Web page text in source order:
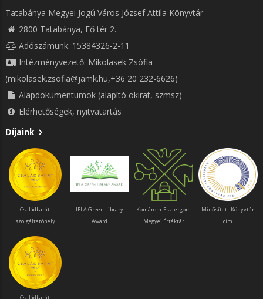
Tatabánya Megyei Jogú Város József Attila Könyvtár
2800 Tatabánya, Fő tér 2.
Adószámunk: 15384326-2-11
Intézményvezető: Mikolasek Zsófia
(mikolasek.zsofia@jamk.hu,+36 20 232-6626)
Alapdokumentumok (alapító okirat, szmsz)
Elérhetőségek, nyitvatartás
Díjaink
Családbarát
szolgáltatóhely
IFLA Green Library
Award
Komárom-Esztergom
Megyei Értéktár
Minősített Könyvtár
cím
Családbarát